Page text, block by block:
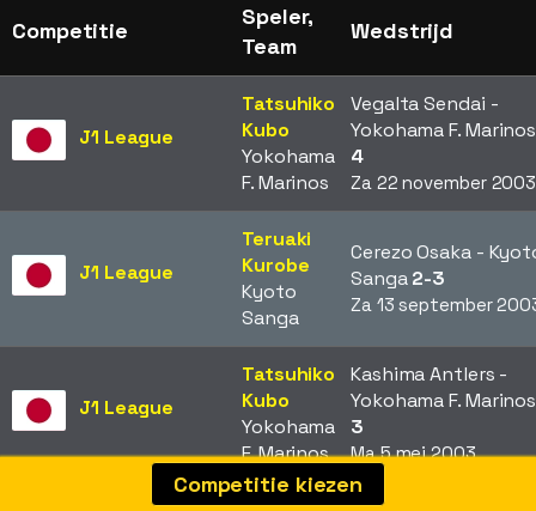
Competitie
Speler,
Team
Wedstrijd
J1 League
Tatsuhiko
Kubo
Yokohama
F. Marinos
Vegalta Sendai -
Yokohama F.
4
Za 22 november 2003
J1 League
Teruaki
Kurobe
Kyoto
Sanga
Cerezo Osaka -
Sanga2-3
Za 13 september
J1 League
Tatsuhiko
Kubo
Yokohama
F. Marinos
Kashima Antlers -
Yokohama F.
3
Ma 5 mei 2003
Competitie kiezen